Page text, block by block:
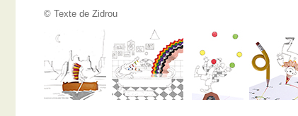
© Texte de Zidrou